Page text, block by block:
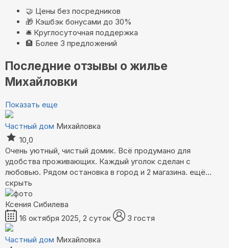
🤝 Цены без посредников
🎁 Кэшбэк бонусами до 30%
🛎️ Круглосуточная поддержка
🏨 Более 3 предложений
Последние отзывы о жилье
Михайловки
Показать еще
Частный дом Михайловка
10,0
Очень уютный, чистый домик. Всё продумано для
удобства проживающих. Каждый уголок сделан с
любовью. Рядом остановка в город и 2 магазина. ещё...
скрыть
Ксения Сибилева
16 октября 2025, 2 суток
3 гостя
Частный дом Михайловка